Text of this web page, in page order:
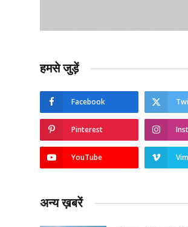
हमसे जुड़ें
Facebook
Pinterest
YouTube
अन्य ख़बरें